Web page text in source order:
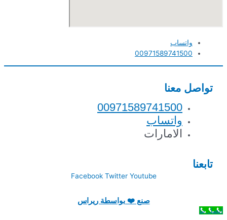
واتساب
00971589741500
تواصل معنا
00971589741500
واتساب
الامارات
تابعنا
Facebook Twitter Youtube
صنع ❤️ بواسطة ريراس
اتصل بنا